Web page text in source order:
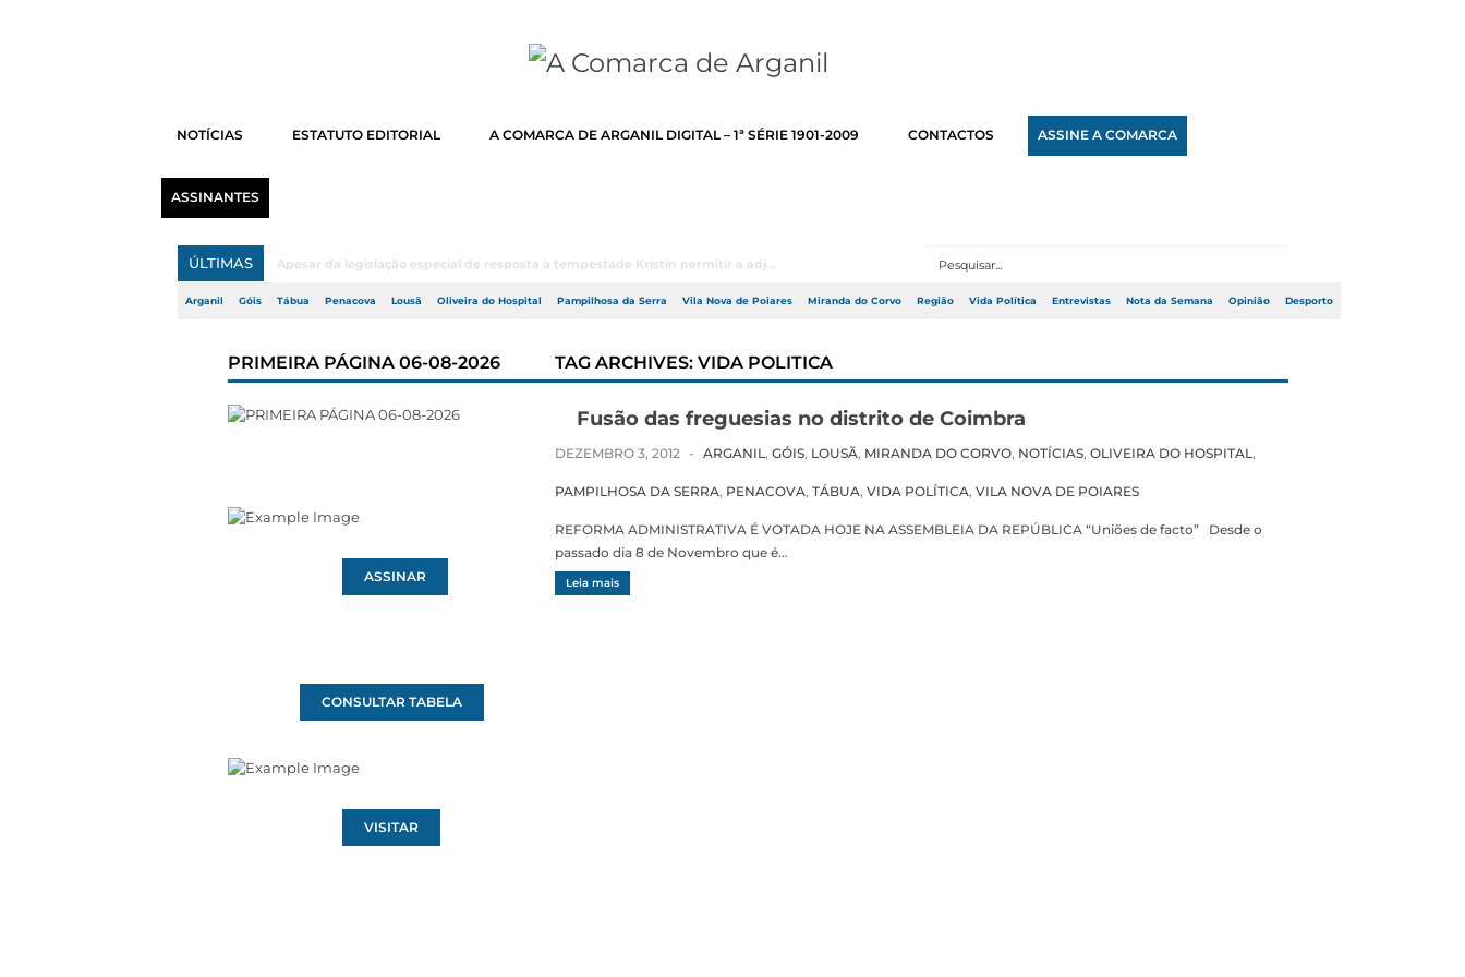
NOTÍCIAS ESTATUTO EDITORIAL A COMARCA DE ARGANIL DIGITAL – 1ª SÉRIE 1901-2009 CONTACTOS ASSINE A COMARCA
ASSINANTES
ÚLTIMAS O Município de Vila Nova de Poiares reforçou recentemente o seu parque de máq...
Arganil Góis Tábua Penacova Lousã Oliveira do Hospital Pampilhosa da Serra Vila Nova de Poiares Miranda do Corvo Região Vida Política Entrevistas Nota da Semana Opinião Desporto
TAG ARCHIVES: VIDA POLITICA
Fusão das freguesias no distrito de Coimbra
DEZEMBRO 3, 2012 - ARGANIL, GÓIS, LOUSÃ, MIRANDA DO CORVO, NOTÍCIAS, OLIVEIRA DO HOSPITAL,
PAMPILHOSA DA SERRA, PENACOVA, TÁBUA, VIDA POLÍTICA, VILA NOVA DE POIARES
REFORMA ADMINISTRATIVA É VOTADA HOJE NA ASSEMBLEIA DA REPÚBLICA “Uniões de facto” Desde o
passado dia 8 de Novembro que é…
Leia mais
PRIMEIRA PÁGINA 06-08-2026
ASSINAR
CONSULTAR TABELA
VISITAR